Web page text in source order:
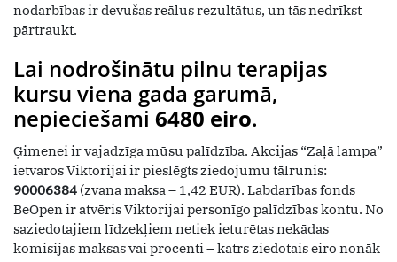
nodarbības ir devušas reālus rezultātus, un tās nedrīkst
pārtraukt.
Lai nodrošinātu pilnu terapijas
kursu viena gada garumā,
nepieciešami 6480 eiro.
Ģimenei ir vajadzīga mūsu palīdzība. Akcijas “Zaļā lampa”
ietvaros Viktorijai ir pieslēgts ziedojumu tālrunis:
90006384 (zvana maksa – 1,42 EUR). Labdarības fonds
BeOpen ir atvēris Viktorijai personīgo palīdzības kontu. No
saziedotajiem līdzekļiem netiek ieturētas nekādas
komisijas maksas vai procenti – katrs ziedotais eiro nonāk